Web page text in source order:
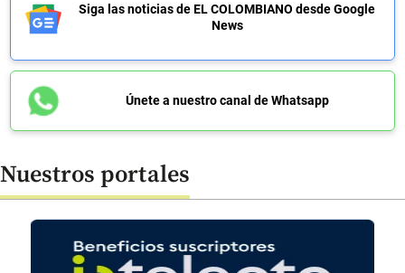
Siga las noticias de EL COLOMBIANO desde Google
News
Únete a nuestro canal de Whatsapp
Nuestros portales